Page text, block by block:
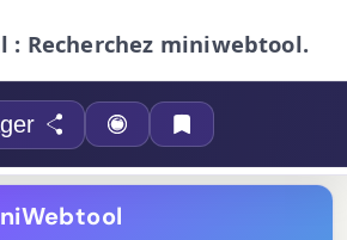
Recherchez miniwebtool.